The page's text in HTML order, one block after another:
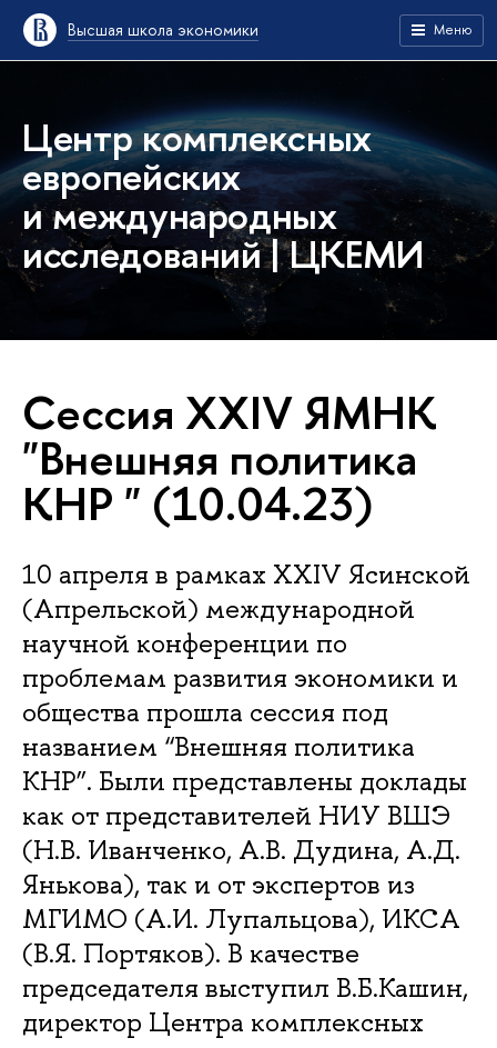
Высшая школа экономики Меню
Центр комплексных
европейских
и международных
исследований | ЦКЕМИ
Сессия XXIV ЯМНК
"Внешняя политика
КНР " (10.04.23)
10 апреля в рамках XXIV Ясинской
(Апрельской) международной
научной конференции по
проблемам развития экономики и
общества прошла сессия под
названием “Внешняя политика
КНР”. Были представлены доклады
как от представителей НИУ ВШЭ
(Н.В. Иванченко, А.В. Дудина, А.Д.
Янькова), так и от экспертов из
МГИМО (А.И. Лупальцова), ИКСА
(В.Я. Портяков). В качестве
председателя выступил В.Б.Кашин,
директор Центра комплексных